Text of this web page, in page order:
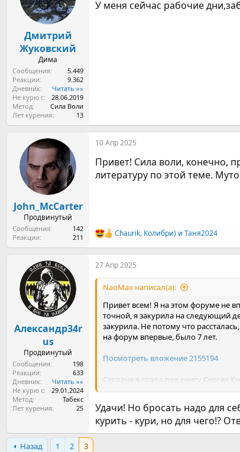
Дмитрий
Жуковский
Дима
Сообщения
5.449
Реакции
9.362
Дневник
Читать »»
Не курю с
28.06.2019
Метод
Сила Воли
Лет курения
13
У меня сейчас рабочие
John_McCarter
Продвинутый
Сообщения
142
Реакции
211
10 Апр 2025
Привет! Сила воли, конечно,
литературу по этой теме.
Р
е
а
к
и
Chaurik, Колибри) и Таня2024
Александр34r
us
Продвинутый
Сообщения
198
Реакции
633
Дневник
Читать »»
Не курю с
29.01.2024
Метод
Табекс
Лет курения
25
27 Апр 2025
NaoMax написал(а):
Привет всем! Я на этом форуме не
точной, я закурила на следующий
закурила. Не потому что
на форум впервые, было 7 лет.
Посмотреть вложение 2155194
Сегодня я спала под книгу Сергея
пошла курить на тощак... И поняла,
Я уже когда-то пробовала бросить
днём бросила на 4 года. И я все
Когда ты уже бросишь?! А я
вот щас брошу.... Ага, блин. Почти
Удачи! Но бросать надо для
курить - кури, но для чего!?
Назад 1 2 3